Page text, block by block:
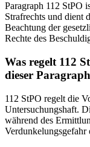
Paragraph 112 StPO
Strafrechts und dient
Beachtung der
Rechte des
Was regelt 112
dieser
112 StPO regelt die
Untersuchungshaft.
während des
Verdunkelungsgefahr